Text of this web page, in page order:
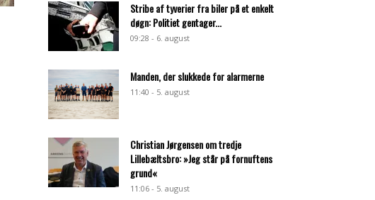
Stribe af tyverier fra biler på et enkelt
døgn: Politiet gentager...
09:28 - 6. august
Manden, der slukkede for alarmerne
11:40 - 5. august
Christian Jørgensen om tredje
Lillebæltsbro: »Jeg står på fornuftens
grund«
11:06 - 5. august